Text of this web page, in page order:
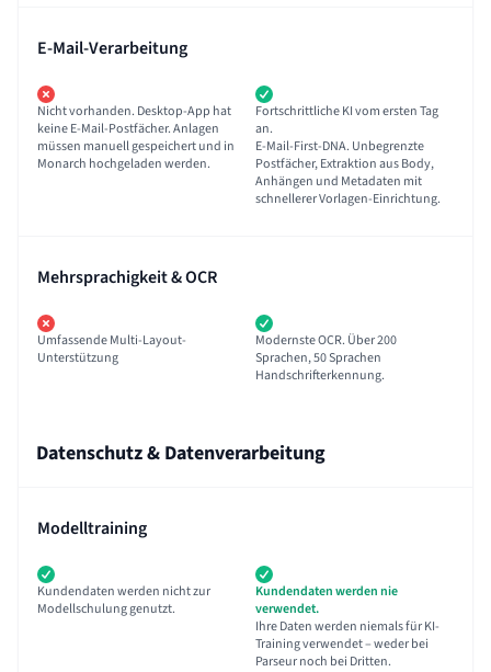
E-Mail-Verarbeitung
Nicht vorhanden. Desktop-App hat
keine E-Mail-Postfächer. Anlagen
müssen manuell gespeichert und in
Monarch hochgeladen werden.
Fortschrittliche KI vom ersten Tag
an.
E-Mail-First-DNA. Unbegrenzte
Postfächer, Extraktion aus Body,
Anhängen und Metadaten mit
schnellerer Vorlagen-Einrichtung.
Mehrsprachigkeit & OCR
Umfassende Multi-Layout-
Unterstützung
Modernste OCR. Über 200
Sprachen, 50 Sprachen
Handschrifterkennung.
Datenschutz & Datenverarbeitung
Modelltraining
Kundendaten werden nicht zur
Modellschulung genutzt.
Kundendaten werden nie
verwendet.
Ihre Daten werden niemals für KI-
Training verwendet – weder bei
Parseur noch bei Dritten.